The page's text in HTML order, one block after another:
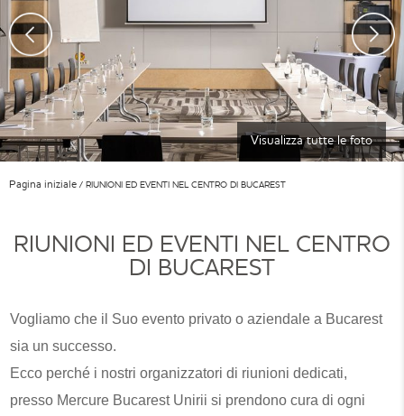
Visualizza tutte le foto
Pagina iniziale RIUNIONI ED EVENTI NEL CENTRO DI BUCAREST
RIUNIONI ED EVENTI NEL CENTRO
DI BUCAREST
Vogliamo che il Suo evento privato o aziendale a Bucarest
sia un successo.
Ecco perché i nostri organizzatori di riunioni dedicati,
presso Mercure Bucarest Unirii si prendono cura di ogni